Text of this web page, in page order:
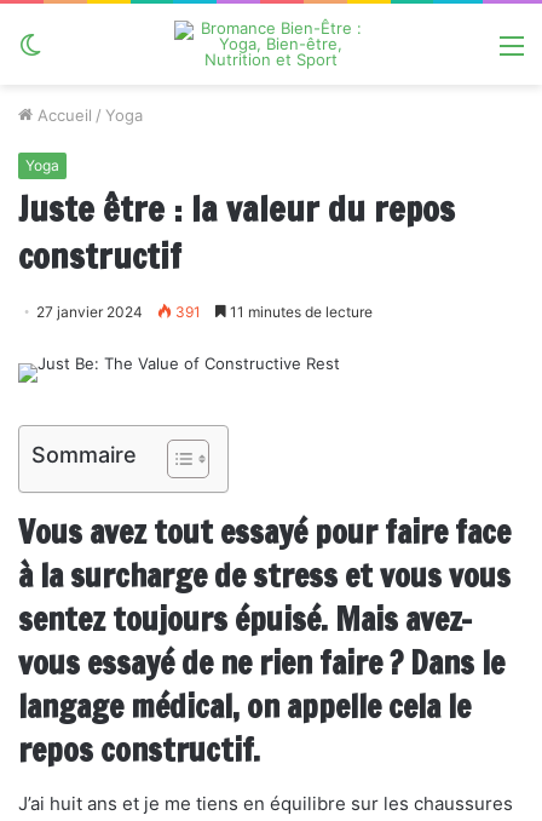
Accueil / Yoga
Yoga
Juste être : la valeur du repos
constructif
27 janvier 2024 391 11 minutes de lecture
Sommaire
Vous avez tout essayé pour faire face
à la surcharge de stress et vous vous
sentez toujours épuisé. Mais avez-
vous essayé de ne rien faire ? Dans le
langage médical, on appelle cela le
repos constructif.
J’ai huit ans et je me tiens en équilibre sur les chaussures